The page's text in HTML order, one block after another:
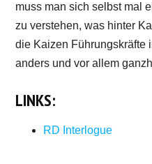
muss man sich selbst mal
zu verstehen, was hinter
die Kaizen Führungskräfte
anders und vor allem
LINKS:
RD Interlogue